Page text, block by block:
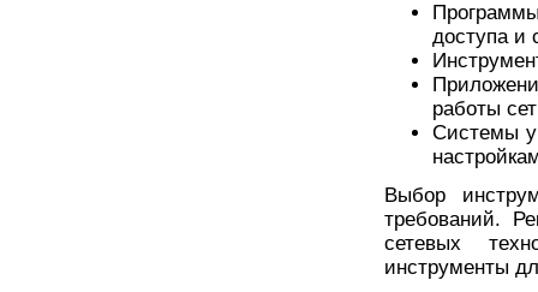
доступа и
работы
Системы
Выбор
требований.
сетевых
инструменты